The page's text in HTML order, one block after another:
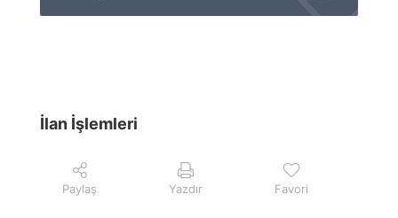
İlan İşlemleri
Paylaş Yazdır Favori